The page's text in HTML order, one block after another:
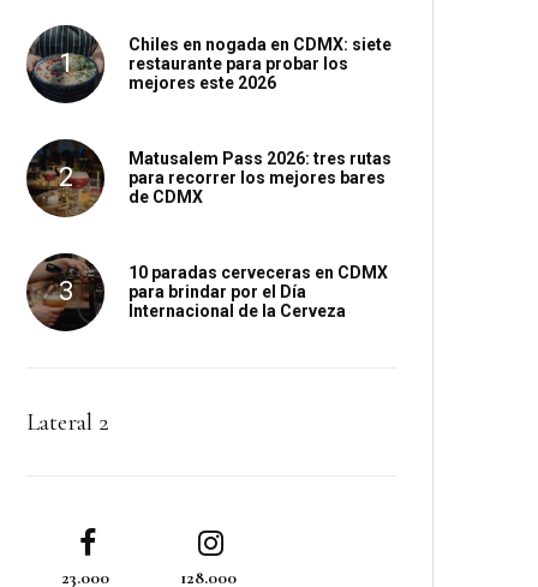
Chiles en nogada en CDMX: siete
restaurante para probar los
mejores este 2026
Matusalem Pass 2026: tres rutas
para recorrer los mejores bares
de CDMX
10 paradas cerveceras en CDMX
para brindar por el Día
Internacional de la Cerveza
Lateral 2
23.000 128.000